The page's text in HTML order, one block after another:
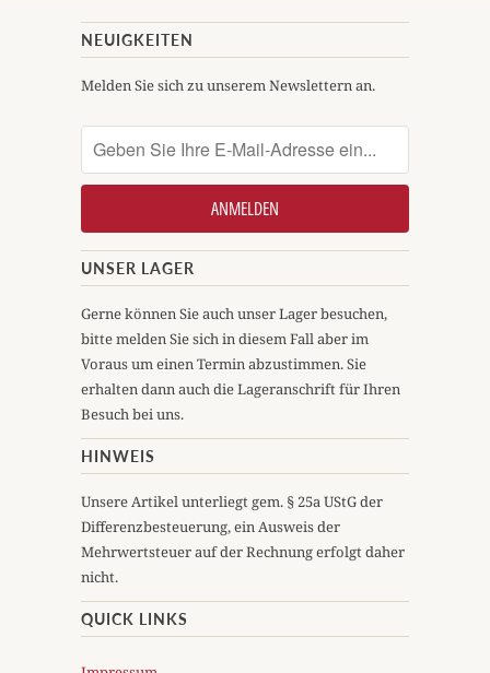
NEUIGKEITEN
Melden Sie sich zu unserem Newslettern an.
UNSER LAGER
Gerne können Sie auch unser Lager besuchen,
bitte melden Sie sich in diesem Fall aber im
Voraus um einen Termin abzustimmen. Sie
erhalten dann auch die Lageranschrift für Ihren
Besuch bei uns.
HINWEIS
Unsere Artikel unterliegt gem. § 25a UStG der
Differenzbesteuerung, ein Ausweis der
Mehrwertsteuer auf der Rechnung erfolgt daher
nicht.
QUICK LINKS